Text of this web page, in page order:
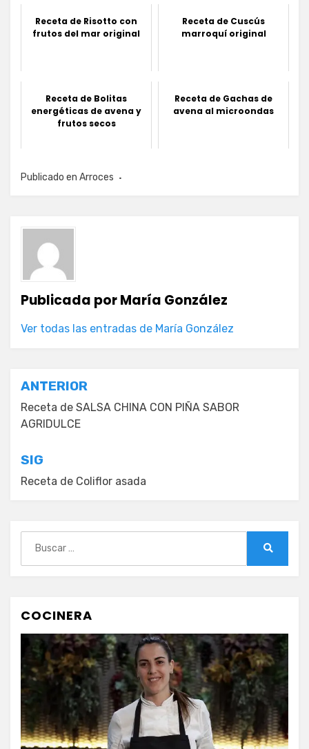
Receta de Risotto con
frutos del mar original
Receta de Cuscús
marroquí original
Receta de Bolitas
energéticas de avena y
frutos secos
Receta de Gachas de
avena al microondas
Publicado en Arroces
Publicada porMaría González
Ver todas las entradas de María González
Navegación
de
entradas
ANTERIOR
Receta de SALSA CHINA CON PIÑA SABOR
AGRIDULCE
SIG
Receta de Coliflor asada
COCINERA